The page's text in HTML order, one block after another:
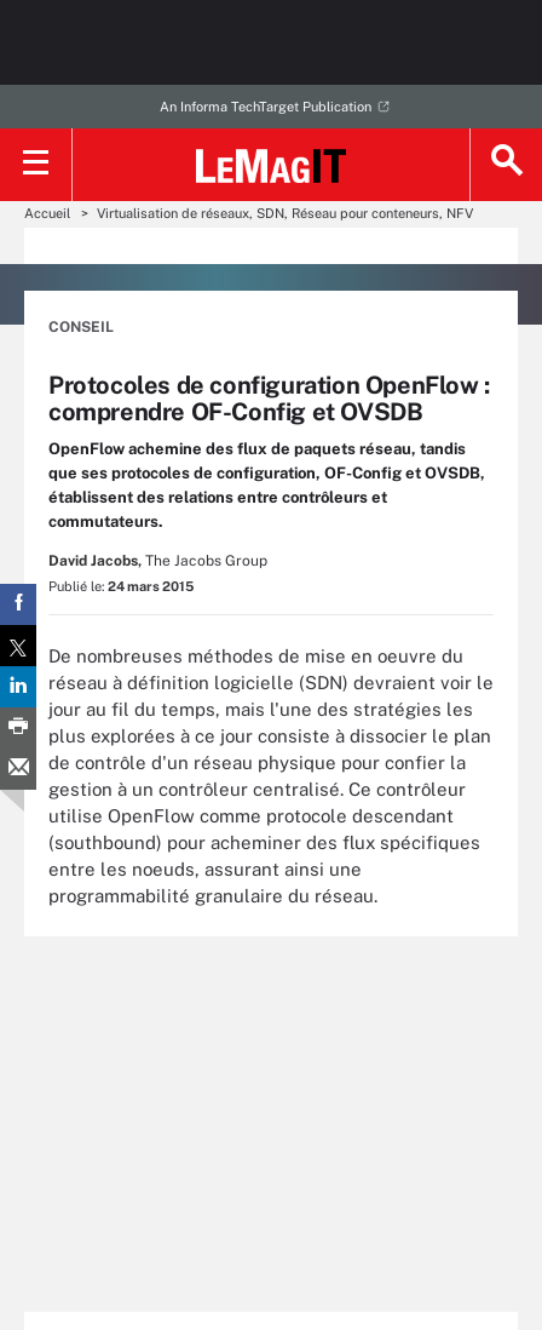
An Informa TechTarget Publication
Accueil Virtualisation de réseaux, SDN, Réseau pour conteneurs, NFV
CONSEIL
Protocoles de configuration OpenFlow :
comprendre OF-Config et OVSDB
OpenFlow achemine des flux de paquets réseau, tandis
que ses protocoles de configuration, OF-Config et OVSDB,
établissent des relations entre contrôleurs et
commutateurs.
David Jacobs, The Jacobs Group
Publié le: 24 mars 2015
De nombreuses méthodes de mise en oeuvre du
réseau à définition logicielle (SDN) devraient voir le
jour au fil du temps, mais l'une des stratégies les
plus explorées à ce jour consiste à dissocier le plan
de contrôle d'un réseau physique pour confier la
gestion à un contrôleur centralisé. Ce contrôleur
utilise OpenFlow comme protocole descendant
(southbound) pour acheminer des flux spécifiques
entre les noeuds, assurant ainsi une
programmabilité granulaire du réseau.